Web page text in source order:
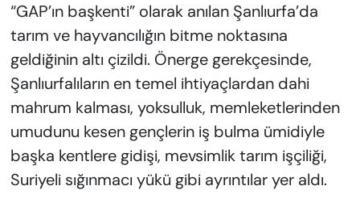
“GAP’ın başkenti” olarak anılan Şanlıurfa’da
tarım ve hayvancılığın bitme noktasına
geldiğinin altı çizildi. Önerge gerekçesinde,
Şanlıurfalıların en temel ihtiyaçlardan dahi
mahrum kalması, yoksulluk, memleketlerinden
umudunu kesen gençlerin iş bulma ümidiyle
başka kentlere gidişi, mevsimlik tarım işçiliği,
Suriyeli sığınmacı yükü gibi ayrıntılar yer aldı.